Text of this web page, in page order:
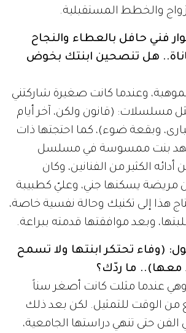
والخطط المستقبلية.
فني حافل بالعطاء والنجاح
هل تنصحين ابنتك بخوض
وعندما كانت صغيرة شاركتني
مسلسلات: (قانون ولكن، آخر أيام
وبقعة ضوء)، كما احتجتها ذات
بنت ممسوسة في مسلسل
الكثير من الفنانين، وكان
مريضة يسكنها جني، وعليّ كطبيبة
هذا إلى تكنيك وحالة نفسية خاصة،
وبعد موافقتها قدمته ببراعة.
(وفاء تحتكر ابنتها ولا تسمح
معها).. ما ردّك؟
وهي عندما مثلت كانت أصغر سناً
من الوقت للتمثيل. لكن بعد ذلك
حتى تنهي دراستها الجامعية،